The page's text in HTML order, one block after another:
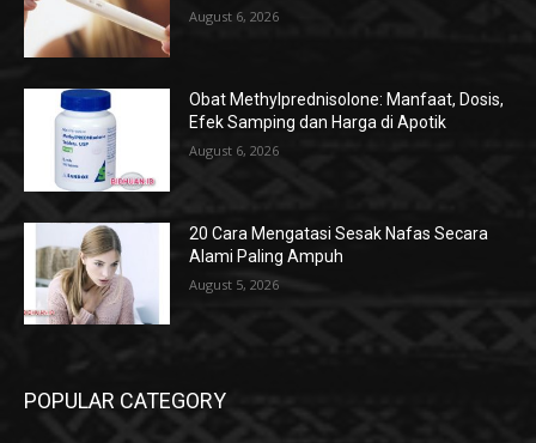
August 6, 2026
Obat Methylprednisolone: Manfaat, Dosis,
Efek Samping dan Harga di Apotik
August 6, 2026
20 Cara Mengatasi Sesak Nafas Secara
Alami Paling Ampuh
August 5, 2026
POPULAR CATEGORY